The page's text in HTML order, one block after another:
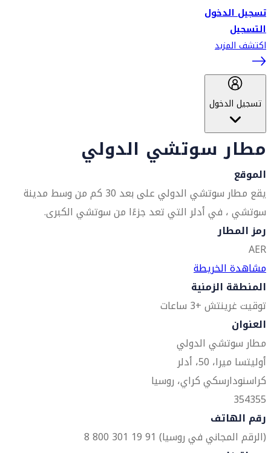
تسجيل الدخول
التسجيل
اكتشف المزيد
تسجيل الدخول
مطار سوتشي الدولي
الموقع
يقع مطار سوتشي الدولي على بعد 30 كم من وسط مدينة
سوتشي ، في أدلر التي تعد جزءًا من سوتشي الكبرى.
رمز المطار
AER
مشاهدة الخريطة
المنطقة الزمنية
توقيت غرينتش +3 ساعات
العنوان
مطار سوتشي الدولي
أوليتسا ميرا، 50، أدلر
كراسنودارسكي كراي، روسيا
354355
رقم الهاتف
(الرقم المجاني في روسيا) 91 19 301 800 8